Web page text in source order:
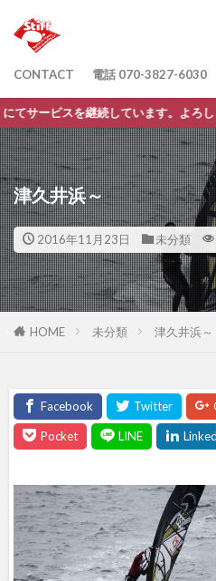
CONTACT 電話 070-3827-6030
ています。よろしくおねがいします。
津久井浜～
2016年11月23日 未分類
HOME 未分類 津久井浜～